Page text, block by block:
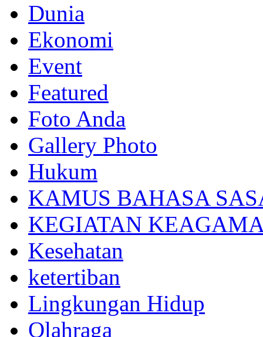
Dunia
Ekonomi
Event
Featured
Foto Anda
Gallery Photo
Hukum
KAMUS BAHASA
KEGIATAN
Kesehatan
ketertiban
Lingkungan Hidup
Olahraga